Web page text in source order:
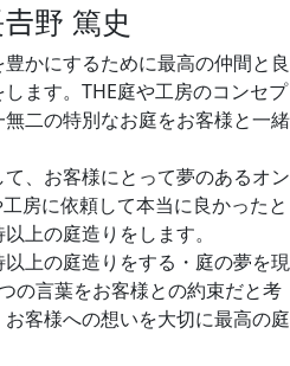
𠮷野 篤史
かにするために最高の仲間と良
ます。THE庭や工房のコンセプ
無二の特別なお庭をお客様と一緒
、お客様にとって夢のあるオン
房に依頼して本当に良かったと
上の庭造りをします。
以上の庭造りをする・庭の夢を現
の言葉をお客様との約束だと考
客様への想いを大切に最高の庭